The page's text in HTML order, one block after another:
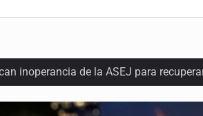
inoperancia de la ASEJ para
centro de operaciones de fraude